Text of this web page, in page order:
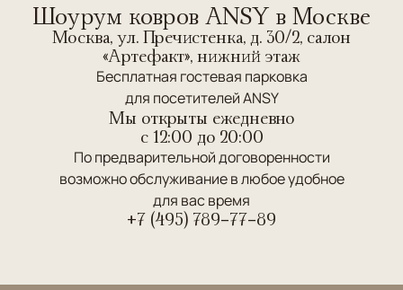
Шоурум ковров ANSY в Москве
Москва, ул. Пречистенка, д. 30/2, салон
«Артефакт», нижний этаж
Бесплатная гостевая парковка
для посетителей ANSY
Мы открыты ежедневно
c 12:00 до 20:00
По предварительной договоренности
возможно обслуживание в любое удобное
для вас время
+7 (495) 789-77-89